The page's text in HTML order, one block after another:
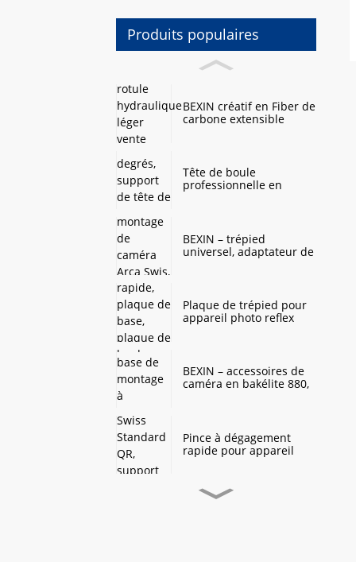
Produits populaires
BEXIN créatif en Fiber de
carbone extensible
l'enregistrement
Tête de boule
professionnelle en
de boule pour trépied
d'appareil photo
numérique DSLR
BEXIN – trépied
universel, adaptateur de
dégagement rapide pour
Benro sirui QZSD
Plaque de trépied pour
appareil photo reflex
de montage pour
appareil photo reflex
BEXIN – accessoires de
caméra en bakélite 880,
trépied YUNTENG 880,
offre spéciale
Pince à dégagement
rapide pour appareil
support de trépied
Applicable pour appareil
BEXIN – trépied